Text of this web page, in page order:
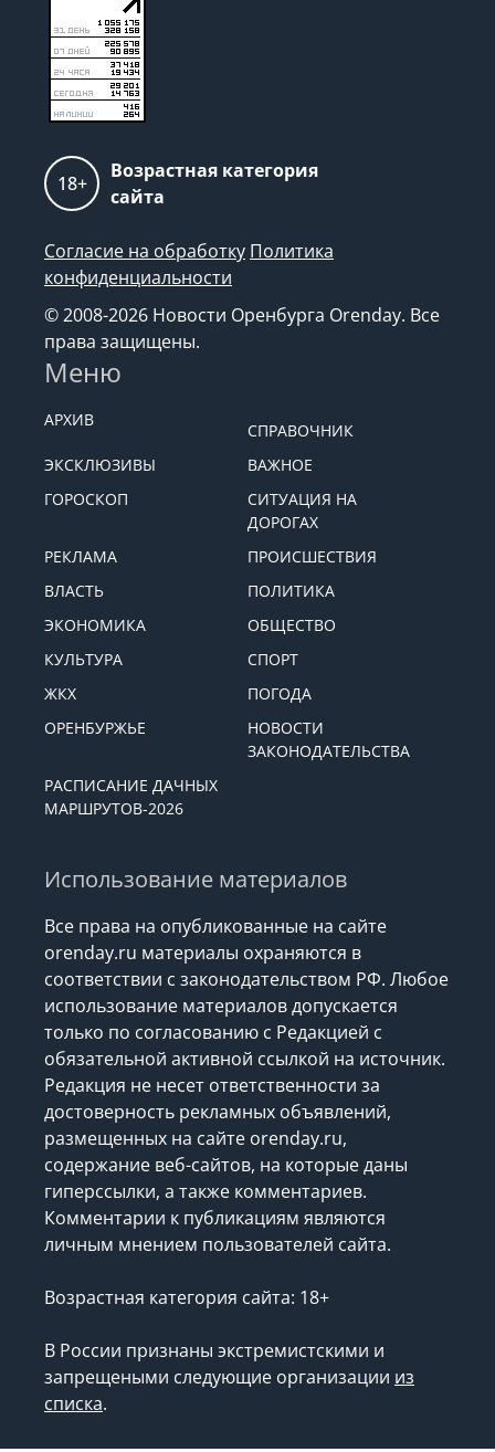
18+
Возрастная категория
сайта
Согласие на обработку Политика
конфиденциальности
© 2008-2026 Новости Оренбурга Orenday. Все
права защищены.
Меню
АРХИВ
СПРАВОЧНИК
ЭКСКЛЮЗИВЫ
ВАЖНОЕ
ГОРОСКОП
СИТУАЦИЯ НА
ДОРОГАХ
РЕКЛАМА
ПРОИСШЕСТВИЯ
ВЛАСТЬ
ПОЛИТИКА
ЭКОНОМИКА
ОБЩЕСТВО
КУЛЬТУРА
СПОРТ
ЖКХ
ПОГОДА
ОРЕНБУРЖЬЕ
НОВОСТИ
ЗАКОНОДАТЕЛЬСТВА
РАСПИСАНИЕ ДАЧНЫХ
МАРШРУТОВ-2026
Использование материалов
Все права на опубликованные на сайте
orenday.ru материалы охраняются в
соответствии с законодательством РФ. Любое
использование материалов допускается
только по согласованию с Редакцией с
обязательной активной ссылкой на источник.
Редакция не несет ответственности за
достоверность рекламных объявлений,
размещенных на сайте orenday.ru,
содержание веб-сайтов, на которые даны
гиперссылки, а также комментариев.
Комментарии к публикациям являются
личным мнением пользователей сайта.
Возрастная категория сайта: 18+
В России признаны экстремистскими и
запрещеными следующие организации из
списка.